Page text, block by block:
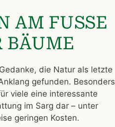
FUSSE E
die Natur als letzte
gefunden. Besonders
viele eine interessante
im Sarg dar – unter
geringen Kosten.